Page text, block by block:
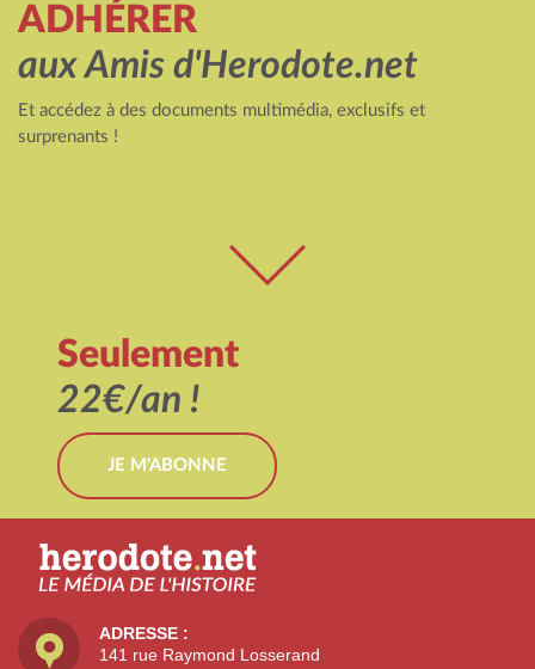
ADHÉRER
aux Amis d'Herodote.net
Et accédez à des documents multimédia, exclusifs et
surprenants !
Seulement
22€/an !
JE M'ABONNE
ADRESSE :
141 rue Raymond Losserand